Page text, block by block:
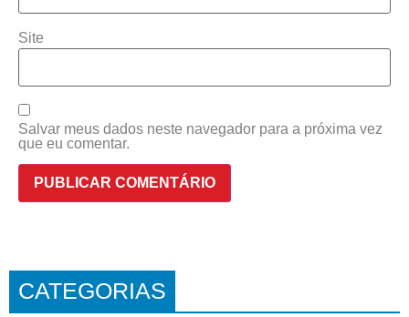
Site
Salvar meus dados neste navegador para a próxima vez
que eu comentar.
CATEGORIAS